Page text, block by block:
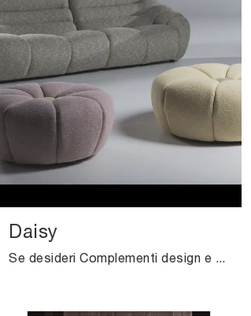
Daisy
Se desideri Complementi design e pouf in tessuto scopri di più sul modello Daisy del marchio Calia.